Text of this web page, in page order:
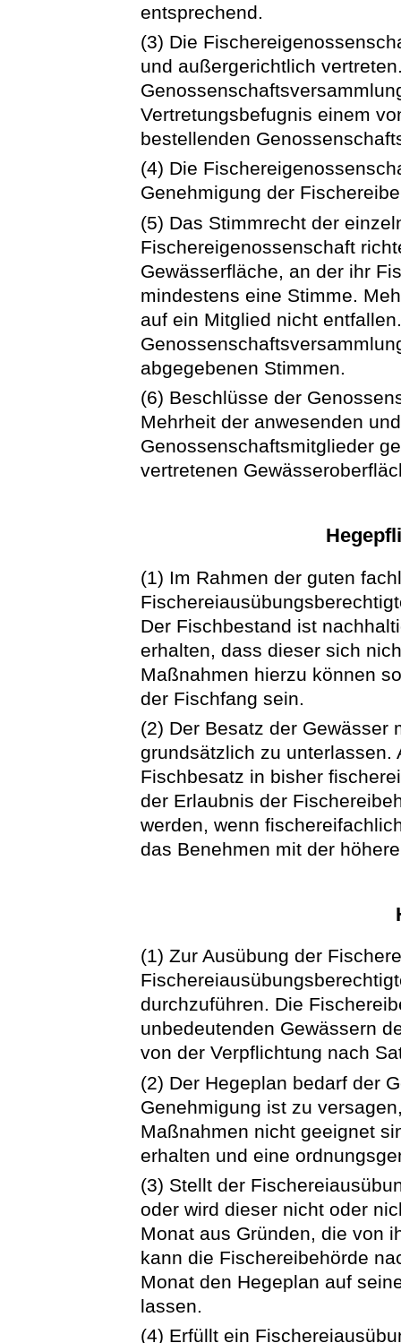
entsprechend.
(3) Die
und außergerichtlich
Vertretungsbefugnis einem
bestellenden
(4) Die
Genehmigung der
(5) Das Stimmrecht der
Fischereigenossenschaft
Gewässerfläche, an der ihr
mindestens eine Stimme.
auf ein Mitglied nicht
abgegebenen Stimmen.
(6) Beschlüsse der
Mehrheit der anwesenden
Genossenschaftsmitglieder
vertretenen
(1) Im Rahmen der guten
Der Fischbestand ist
erhalten, dass dieser sich
Maßnahmen hierzu können
der Fischfang sein.
(2) Der Besatz der Gewässer
grundsätzlich zu unterlassen.
Fischbesatz in bisher
der Erlaubnis der
werden, wenn
das Benehmen mit der
(1) Zur Ausübung der
durchzuführen. Die
unbedeutenden Gewässern
von der Verpflichtung nach
(2) Der Hegeplan bedarf der
Genehmigung ist zu
Maßnahmen nicht geeignet
erhalten und eine
(3) Stellt der
oder wird dieser nicht oder
Monat aus Gründen, die von
kann die Fischereibehörde
Monat den Hegeplan auf
lassen.
(4) Erfüllt ein